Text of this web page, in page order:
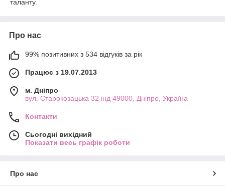
таланту.
Про нас
99% позитивних з 534 відгуків за рік
Працює з 19.07.2013
м. Дніпро
вул. Старокозацька 32 інд 49000, Дніпро, Україна
Контакти
Сьогодні вихідний
Показати весь графік роботи
Про нас